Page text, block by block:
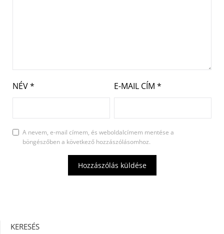
NÉV* E-MAIL CÍM *
A nevem, e-mail címem, és weboldalcímem mentése a
böngészőben a következő hozzászólásomhoz.
KERESÉS